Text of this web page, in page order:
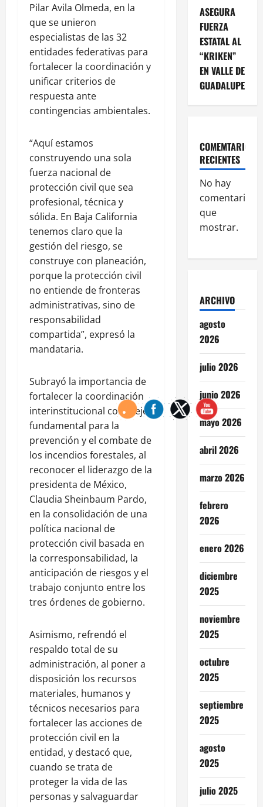
Pilar Avila Olmeda, en la
que se unieron
especialistas de las 32
entidades federativas para
fortalecer la coordinación y
unificar criterios de
respuesta ante
contingencias ambientales.
“Aquí estamos
construyendo una sola
fuerza nacional de
protección civil que sea
profesional, técnica y
sólida. En Baja California
tenemos claro que la
gestión del riesgo, se
construye con planeación,
porque la protección civil
no entiende de fronteras
administrativas, sino de
responsabilidad
compartida”, expresó la
mandataria.
Subrayó la importancia de
fortalecer la coordinación
interinstitucional como eje
fundamental para la
prevención y el combate de
los incendios forestales, al
reconocer el liderazgo de la
presidenta de México,
Claudia Sheinbaum Pardo,
en la consolidación de una
política nacional de
protección civil basada en
la corresponsabilidad, la
anticipación de riesgos y el
trabajo conjunto entre los
tres órdenes de gobierno.
Asimismo, refrendó el
respaldo total de su
administración, al poner a
disposición los recursos
materiales, humanos y
técnicos necesarios para
fortalecer las acciones de
protección civil en la
entidad, y destacó que,
cuando se trata de
proteger la vida de las
personas y salvaguardar
ASEGURA
FUERZA
ESTATAL AL
“KRIKEN”
EN VALLE DE
GUADALUPE
COMEMTARIOS
RECIENTES
No hay
comentarios
que
mostrar.
ARCHIVO
agosto
2026
julio 2026
junio 2026
mayo 2026
abril 2026
marzo 2026
febrero
2026
enero 2026
diciembre
2025
noviembre
2025
octubre
2025
septiembre
2025
agosto
2025
julio 2025